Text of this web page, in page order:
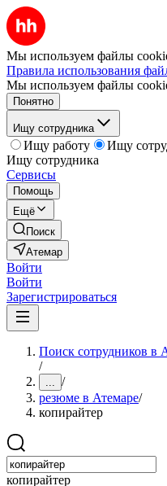
Мы используем файлы
Правила использования
Мы используем файлы
Понятно
Ищу сотрудника
Ищу работу
Ищу
Ищу сотрудника
Сервисы
Помощь
Ещё
Поиск
Атемар
Войти
Войти
Зарегистрироваться
Поиск сотрудников в
/
... /
резюме в Атемаре/
копирайтер
копирайтер